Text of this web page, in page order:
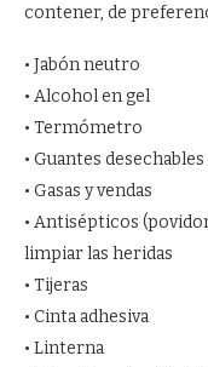
contener, de
• Jabón neutro
• Alcohol en gel
• Termómetro
• Guantes
• Gasas y vendas
• Antisépticos
limpiar las heridas
• Tijeras
• Cinta adhesiva
• Linterna